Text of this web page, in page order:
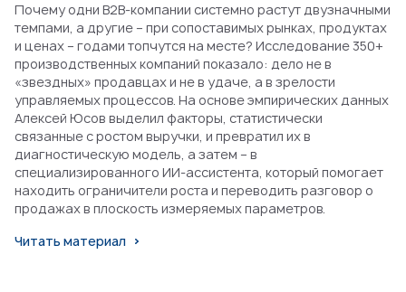
Почему одни B2B-компании системно растут двузначными
темпами, а другие – при сопоставимых рынках, продуктах
и ценах – годами топчутся на месте? Исследование 350+
производственных компаний показало: дело не в
«звездных» продавцах и не в удаче, а в зрелости
управляемых процессов. На основе эмпирических данных
Алексей Юсов выделил факторы, статистически
связанные с ростом выручки, и превратил их в
диагностическую модель, а затем – в
специализированного ИИ-ассистента, который помогает
находить ограничители роста и переводить разговор о
продажах в плоскость измеряемых параметров.
Читать материал